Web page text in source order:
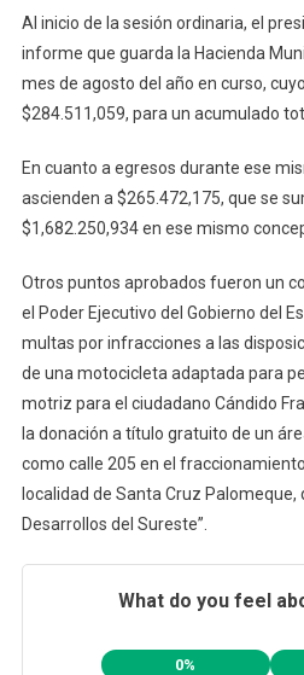
Al inicio de la sesión ordinaria, el
informe que guarda la Hacienda
mes de agosto del año en curso,
$284.511,059, para un acumulado
En cuanto a egresos durante ese
ascienden a $265.472,175, que se
$1,682.250,934 en ese mismo
Otros puntos aprobados fueron un
el Poder Ejecutivo del Gobierno del
multas por infracciones a las
de una motocicleta adaptada para
motriz para el ciudadano Cándido
la donación a título gratuito de un
como calle 205 en el
localidad de Santa Cruz Palomeque,
Desarrollos del Sureste”.
What do you feel
0%